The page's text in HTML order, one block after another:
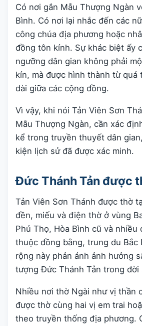
Có nơi gắn Mẫu Thượng Ngàn
Bình. Có nơi lại nhắc đến các
công chúa địa phương hoặc
đồng tôn kính. Sự khác biệt ấy
ngưỡng dân gian không phải
kín, mà được hình thành từ quá
dài giữa các cộng đồng.
Vì vậy, khi nói Tản Viên Sơn
Mẫu Thượng Ngàn, cần xác
kể trong truyền thuyết dân
kiện lịch sử đã được xác minh.
Đức Thánh Tản được
Tản Viên Sơn Thánh được thờ
đền, miếu và điện thờ ở vùng
Phú Thọ, Hòa Bình cũ và nhiều
thuộc đồng bằng, trung du Bắc
rộng này phản ánh ảnh hưởng
tượng Đức Thánh Tản trong đời
Nhiều nơi thờ Ngài như vị thần
được thờ cùng hai vị em trai
theo truyền thống địa phương.